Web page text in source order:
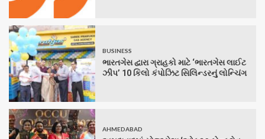
BUSINESS
ભારતગેસ દ્વારા ગ્રાહકો માટે ‘ભારતગેસ લાઈટ
ઝીપ’ 10 કિલો કંપોઝિટ સિલિન્ડરનું લોન્ચિંગ
AHMEDABAD